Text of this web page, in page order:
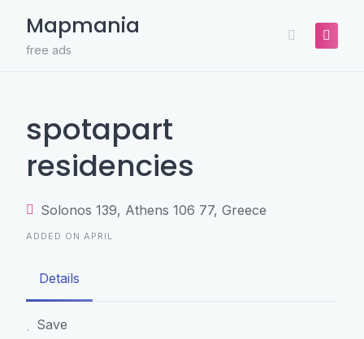
content
Mapmania
free ads
spotapart
residencies
Solonos 139, Athens 106 77, Greece
ADDED ON APRIL
Details
Save